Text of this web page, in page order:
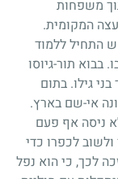
משפחות
המקומית.
התחיל ללמוד
בבוא תור-גיוסו
גילו. בתום
אי-שם בארץ.
ניסה אף פעם
לכפרו כדי
לכך, כי הוא נפל